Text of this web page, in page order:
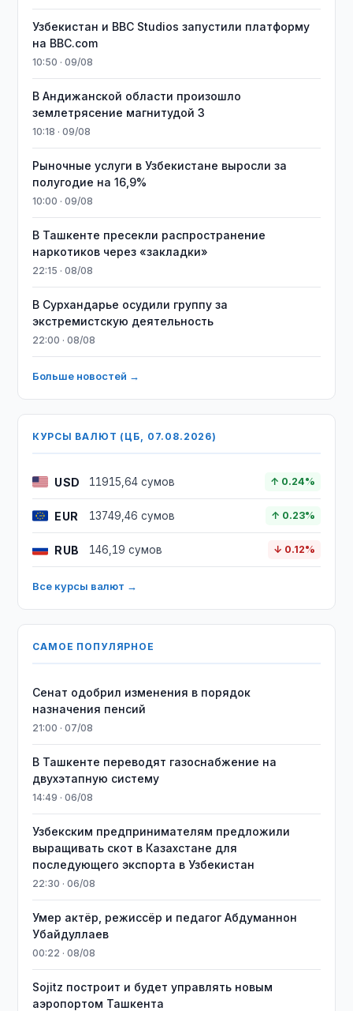
Узбекистан и BBC Studios запустили платформу
на BBC.com
10:50 · 09/08
В Андижанской области произошло
землетрясение магнитудой 3
10:18 · 09/08
Рыночные услуги в Узбекистане выросли за
полугодие на 16,9%
10:00 · 09/08
В Ташкенте пресекли распространение
наркотиков через «закладки»
22:15 · 08/08
В Сурхандарье осудили группу за
экстремистскую деятельность
22:00 · 08/08
Больше новостей →
КУРСЫ ВАЛЮТ (ЦБ, 07.08.2026)
USD 11915,64 сумов ↑ 0.24%
EUR 13749,46 сумов ↑ 0.23%
RUB 146,19 сумов ↓ 0.12%
Все курсы валют →
САМОЕ ПОПУЛЯРНОЕ
Сенат одобрил изменения в порядок
назначения пенсий
21:00 · 07/08
В Ташкенте переводят газоснабжение на
двухэтапную систему
14:49 · 06/08
Узбекским предпринимателям предложили
выращивать скот в Казахстане для
последующего экспорта в Узбекистан
22:30 · 06/08
Умер актёр, режиссёр и педагог Абдуманнон
Убайдуллаев
00:22 · 08/08
Sojitz построит и будет управлять новым
аэропортом Ташкента